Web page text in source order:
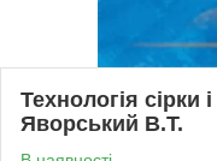
Технологія сірки
Яворський В.Т.